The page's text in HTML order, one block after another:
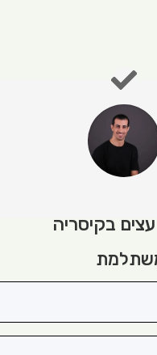
עצים בקיסריה